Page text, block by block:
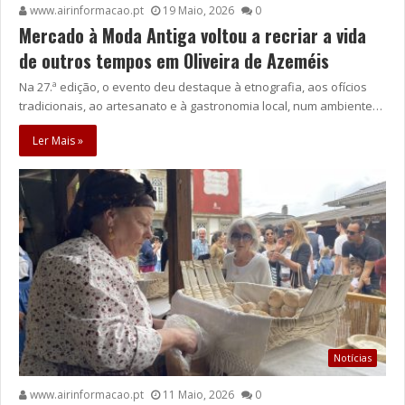
www.airinformacao.pt 19 Maio, 2026 0
Mercado à Moda Antiga voltou a recriar a vida
de outros tempos em Oliveira de Azeméis
Na 27.ª edição, o evento deu destaque à etnografia, aos ofícios
tradicionais, ao artesanato e à gastronomia local, num ambiente…
Ler Mais »
Notícias
www.airinformacao.pt 11 Maio, 2026 0